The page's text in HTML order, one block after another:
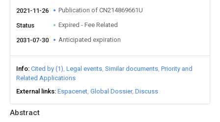
Abstract
2021-11-26 Publication of CN214869661U
Status Expired - Fee Related
2031-07-30 Anticipated expiration
Info Cited by (1) Legal events Similar documents Priority and
Related Applications
External links Espacenet Global Dossier Discuss